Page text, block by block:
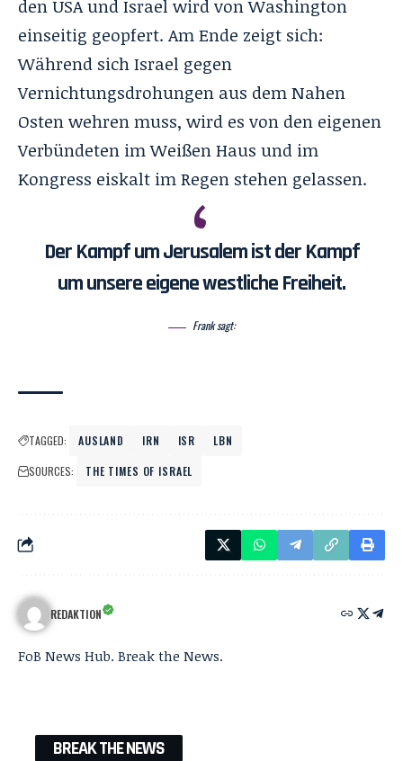
den USA und Israel wird von Washington
einseitig geopfert. Am Ende zeigt sich:
Während sich Israel gegen
Vernichtungsdrohungen aus dem Nahen
Osten wehren muss, wird es von den eigenen
Verbündeten im Weißen Haus und im
Kongress eiskalt im Regen stehen gelassen.
Der Kampf um Jerusalem ist der Kampf
um unsere eigene westliche Freiheit.
Frank sagt:
TAGGED: AUSLAND IRN ISR
LBN
SOURCES:
THE TIMES OF ISRAEL
REDAKTION
FoB News Hub. Break the News.
BREAK THE NEWS